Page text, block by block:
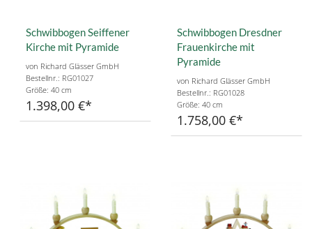
Schwibbogen Seiffener
Kirche mit Pyramide
von Richard Glässer GmbH
Bestellnr.: RG01027
Größe: 40 cm
1.398,00 €
Schwibbogen Dresdner
Frauenkirche mit
Pyramide
von Richard Glässer GmbH
Bestellnr.: RG01028
Größe: 40 cm
1.758,00 €